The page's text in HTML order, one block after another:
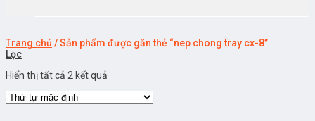
Trang chủ /Sản phẩm được gắn thẻ “nep chong tray cx-8”
Lọc
Hiển thị tất cả 2 kết quả